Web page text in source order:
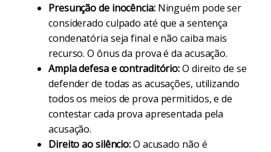
Presunção de inocência:Ninguém pode ser
considerado culpado até que a sentença
condenatória seja final e não caiba mais
recurso. O ônus da prova é da acusação.
Ampla defesa e contraditório:O direito de se
defender de todas as acusações, utilizando
todos os meios de prova permitidos, e de
contestar cada prova apresentada pela
acusação.
Direito ao silêncio:O acusado não é